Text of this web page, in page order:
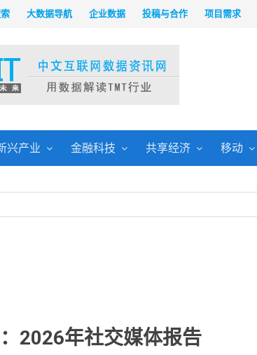
大数据导航 企业数据 投稿与合作 项目需求
兴产业 金融科技 共享经济 移动
2026年社交媒体报告